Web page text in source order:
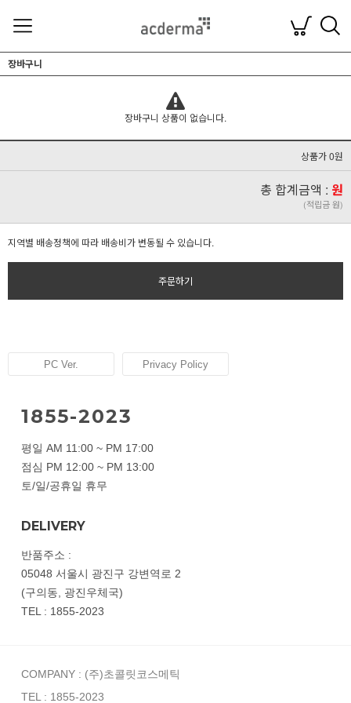
장바구니
장바구니 상품이 없습니다.
상품가 0원
총 합계금액 : 원
(적립금 원)
지역별 배송정책에 따라 배송비가 변동될 수 있습니다.
주문하기
PC Ver. Privacy Policy
1855-2023
평일 AM 11:00 ~ PM 17:00
점심 PM 12:00 ~ PM 13:00
토/일/공휴일 휴무
DELIVERY
반품주소 :
05048 서울시 광진구 강변역로 2
(구의동, 광진우체국)
TEL : 1855-2023
COMPANY : (주)초콜릿코스메틱
TEL : 1855-2023